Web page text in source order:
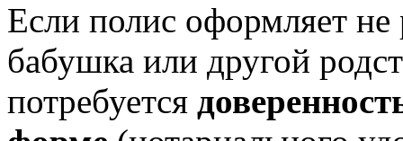
Если полис оформляет
бабушка или другой
потребуется